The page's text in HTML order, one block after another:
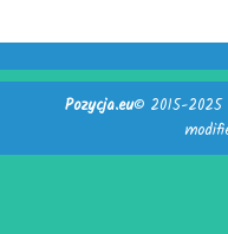
Pozycja.eu© 2015-